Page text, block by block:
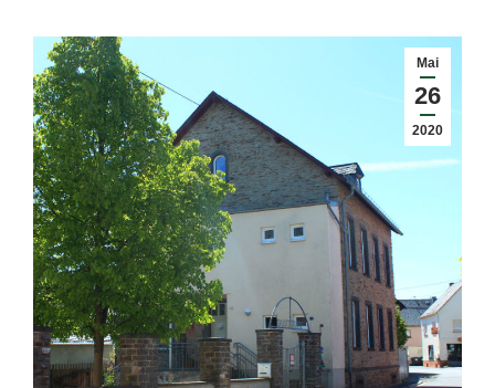
Mai
26
2020